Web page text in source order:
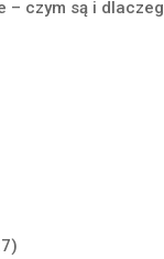
– czym są i